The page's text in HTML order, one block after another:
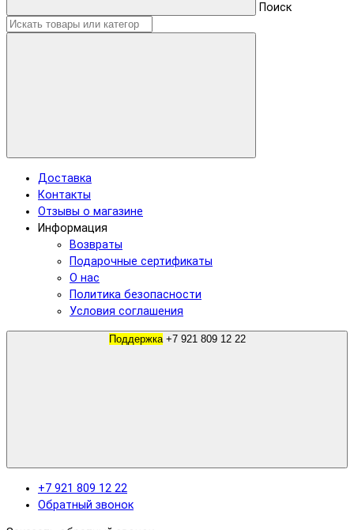
Поиск
Доставка
Контакты
Отзывы о магазине
Информация
Возвраты
Подарочные сертификаты
О нас
Политика безопасности
Условия соглашения
Поддержка +7 921 809 12 22
+7 921 809 12 22
Обратный звонок